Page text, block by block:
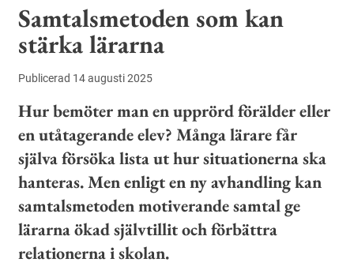
Samtalsmetoden som kan
stärka lärarna
Publicerad 14 augusti 2025
Hur bemöter man en upprörd förälder eller
en utåtagerande elev? Många lärare får
själva försöka lista ut hur situationerna ska
hanteras. Men enligt en ny avhandling kan
samtalsmetoden motiverande samtal ge
lärarna ökad självtillit och förbättra
relationerna i skolan.